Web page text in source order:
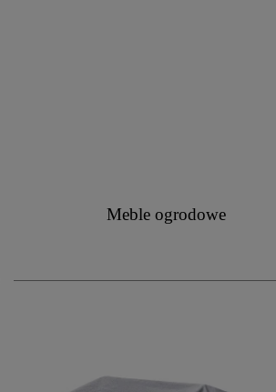
Meble ogrodowe